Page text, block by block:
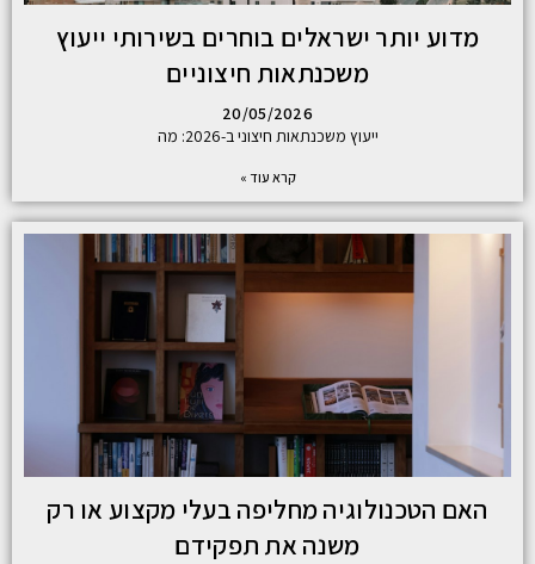
מדוע יותר ישראלים בוחרים בשירותי ייעוץ
משכנתאות חיצוניים
20/05/2026
ייעוץ משכנתאות חיצוני ב-2026: מה
קרא עוד »
האם הטכנולוגיה מחליפה בעלי מקצוע או רק
משנה את תפקידם